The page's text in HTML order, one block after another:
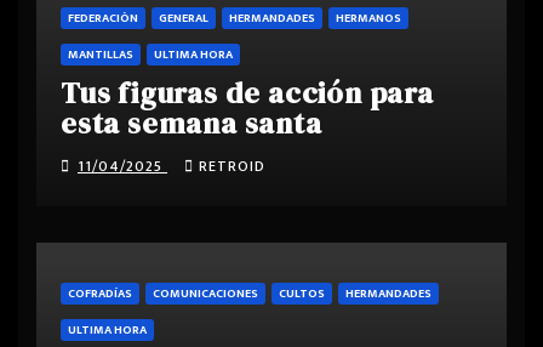
FEDERACIÓN
GENERAL HERMANDADES
HERMANOS
MANTILLAS
ULTIMA HORA
Tus figuras de acción para
esta semana santa
11/04/2025 RETROID
COFRADÍAS COMUNICACIONES CULTOS
HERMANDADES
ULTIMA HORA